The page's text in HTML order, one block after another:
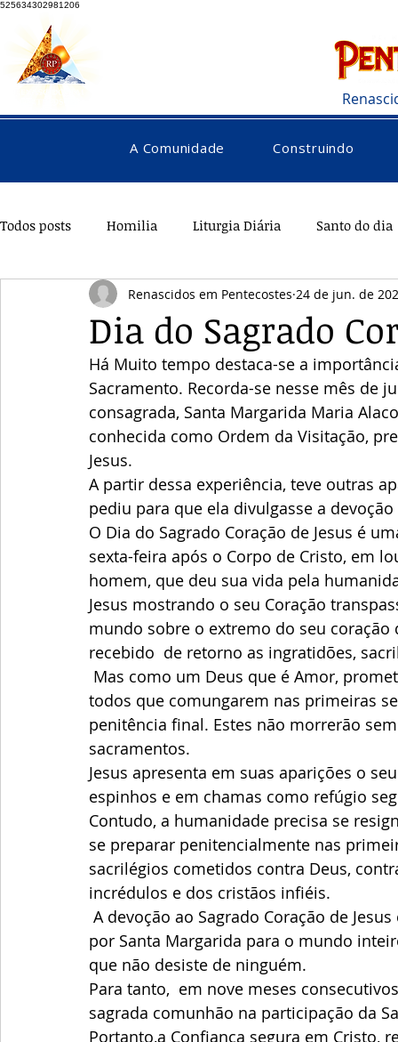
525634302981206
A Comunidade Construindo
Todos posts Homilia Liturgia Diária Santo do dia
Pentecostes Galeria Orações Saúde
Dia do Sagrado
Renascidos em Pentecostes 24 de jun. de
Há Muito tempo destaca-se a
Sacramento. Recorda-se nesse mês de
consagrada, Santa Margarida Maria
conhecida como Ordem da Visitação,
Jesus.
A partir dessa experiência, teve outras
pediu para que ela divulgasse a
O Dia do Sagrado Coração de Jesus é
sexta-feira após o Corpo de Cristo, em
homem, que deu sua vida pela
Jesus mostrando o seu Coração
mundo sobre o extremo do seu
recebido  de retorno as ingratidões,
todos que comungarem nas primeiras
penitência final. Estes não morrerão
sacramentos.
Jesus apresenta em suas aparições o
espinhos e em chamas como refúgio
Contudo, a humanidade precisa se
se preparar penitencialmente nas
sacrilégios cometidos contra Deus,
incrédulos e dos cristãos infiéis.
por Santa Margarida para o mundo
que não desiste de ninguém.
Para tanto,  em nove meses
sagrada comunhão na participação da
Portanto,a Confiança segura em Cristo,